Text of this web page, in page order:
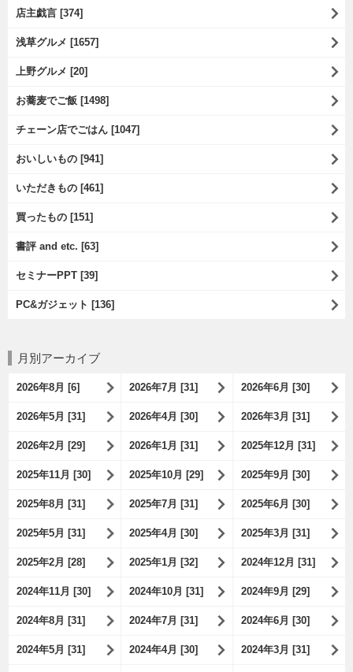
店主戯言 [374]
浅草グルメ [1657]
上野グルメ [20]
お蕎麦でご飯 [1498]
チェーン店でごはん [1047]
おいしいもの [941]
いただきもの [461]
買ったもの [151]
書評 and etc. [63]
セミナーPPT [39]
PC&ガジェット [136]
月別アーカイブ
2026年8月 [6] 2026年7月 [31] 2026年6月 [30]
2026年5月 [31] 2026年4月 [30] 2026年3月 [31]
2026年2月 [29] 2026年1月 [31] 2025年12月 [31]
2025年11月 [30] 2025年10月 [29] 2025年9月 [30]
2025年8月 [31] 2025年7月 [31] 2025年6月 [30]
2025年5月 [31] 2025年4月 [30] 2025年3月 [31]
2025年2月 [28] 2025年1月 [32] 2024年12月 [31]
2024年11月 [30] 2024年10月 [31] 2024年9月 [29]
2024年8月 [31] 2024年7月 [31] 2024年6月 [30]
2024年5月 [31] 2024年4月 [30] 2024年3月 [31]